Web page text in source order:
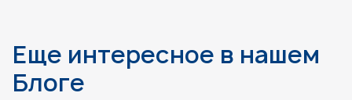
Еще интересное в нашем
Блоге